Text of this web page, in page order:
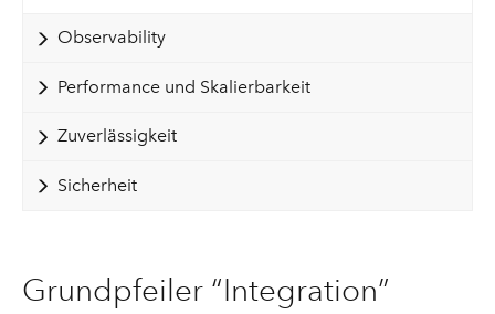
Observability
Performance und Skalierbarkeit
Zuverlässigkeit
Sicherheit
Grundpfeiler “Integration”